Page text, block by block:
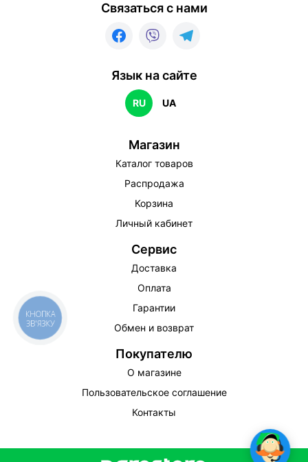
Связаться с нами
Язык на сайте
RU UA
Магазин
Каталог товаров
Распродажа
Корзина
Личный кабинет
Сервис
Доставка
Оплата
Гарантии
Обмен и возврат
Покупателю
О магазине
Пользовательское соглашение
Контакты
КНОПКА
ЗВ'ЯЗКУ